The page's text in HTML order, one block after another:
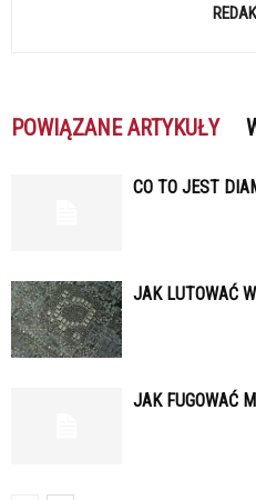
POWIĄZANE ARTYKUŁY
CO TO JEST
JAK LUTOWAĆ
JAK FUGOWAĆ